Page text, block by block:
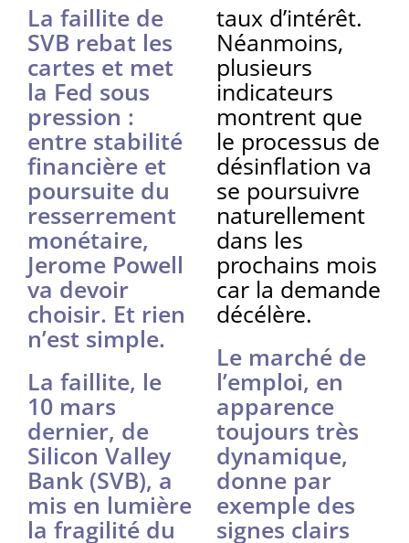
La faillite de
SVB rebat les
cartes et met
la Fed sous
pression :
entre stabilité
financière et
poursuite du
resserrement
monétaire,
Jerome Powell
va devoir
choisir. Et rien
n’est simple.
La faillite, le
10 mars
dernier, de
Silicon Valley
Bank (SVB), a
mis en lumière
la fragilité du
taux d’intérêt.
Néanmoins,
plusieurs
indicateurs
montrent que
le processus de
désinflation va
se poursuivre
naturellement
dans les
prochains mois
car la demande
décélère.
Le marché de
l’emploi, en
apparence
toujours très
dynamique,
donne par
exemple des
signes clairs